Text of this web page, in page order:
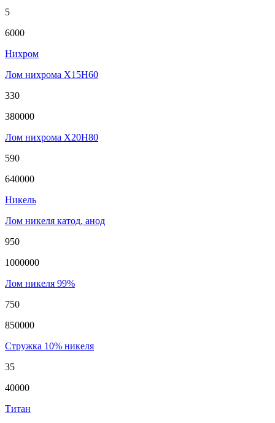
5
6000
Нихром
Лом нихрома Х15Н60
330
380000
Лом нихрома Х20Н80
590
640000
Никель
Лом никеля катод, анод
950
1000000
Лом никеля 99%
750
850000
Стружка 10% никеля
35
40000
Титан